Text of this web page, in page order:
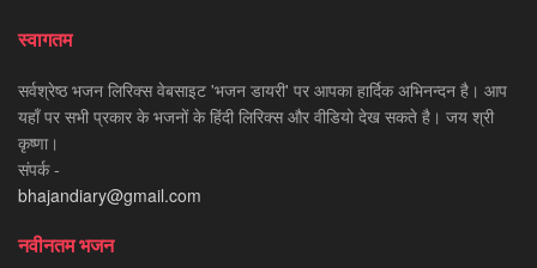
स्वागतम
सर्वश्रेष्ठ भजन लिरिक्स वेबसाइट 'भजन डायरी' पर आपका हार्दिक अभिनन्दन है। आप
यहाँ पर सभी प्रकार के भजनों के हिंदी लिरिक्स और वीडियो देख सकते है। जय श्री
कृष्णा।
संपर्क -
bhajandiary@gmail.com
नवीनतम भजन